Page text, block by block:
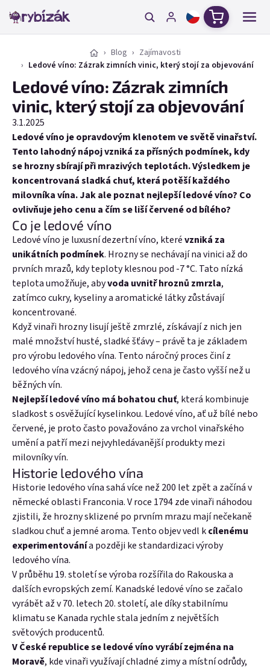
Přejít na obsah
Nákupní
Blog
Zajímavosti
Ledové víno: Zázrak zimních vinic, který stojí za objevování
Ledové víno: Zázrak zimních
vinic, který stojí za objevování
3.1.2025
Ledové víno je opravdovým klenotem ve světě vinařství.
Tento lahodný nápoj vzniká za přísných podmínek, kdy
se hrozny sbírají při mrazivých teplotách. Výsledkem je
koncentrovaná sladká chuť, která potěší každého
milovníka vína. Jak ale poznat nejlepší ledové víno? Co
ovlivňuje jeho cenu a čím se liší červené od bílého?
Co je ledové víno
Ledové víno je luxusní dezertní víno, kterévzniká za
unikátních podmínek. Hrozny se nechávají na vinici až do
prvních mrazů, kdy teploty klesnou pod -7 °C. Tato nízká
teplota umožňuje, abyvoda uvnitř hroznů zmrzla,
zatímco cukry, kyseliny a aromatické látky zůstávají
koncentrované.
Když vinaři hrozny lisují ještě zmrzlé, získávají z nich jen
malé množství husté, sladké šťávy – právě ta je základem
pro výrobu ledového vína. Tento náročný proces činí z
ledového vína vzácný nápoj, jehož cena je často vyšší než u
běžných vín.
Nejlepší ledové víno má bohatou chuť, která kombinuje
sladkost s osvěžující kyselinkou. Ledové víno, ať už bílé nebo
červené, je proto často považováno za vrchol vinařského
umění a patří mezi nejvyhledávanější produkty mezi
milovníky vín.
Historie ledového vína
Historie ledového vína sahá více než 200 let zpět a začíná v
německé oblasti Franconia. V roce 1794 zde vinaři náhodou
zjistili, že hrozny sklizené po prvním mrazu mají nečekaně
sladkou chuť a jemné aroma. Tento objev vedl kcílenému
experimentovánía později ke standardizaci výroby
ledového vína.
V průběhu 19. století se výroba rozšířila do Rakouska a
dalších evropských zemí. Kanadské ledové víno se začalo
vyrábět až v 70. letech 20. století, ale díky stabilnímu
klimatu se Kanada rychle stala jedním z největších
světových producentů.
V České republice se ledové víno vyrábí zejména na
Moravě, kde vinaři využívají chladné zimy a místní odrůdy,